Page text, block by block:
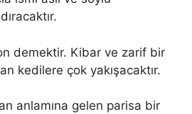
demektir. Kibar ve zarif bir
kedilere çok yakışacaktır.
anlamına gelen parisa bir